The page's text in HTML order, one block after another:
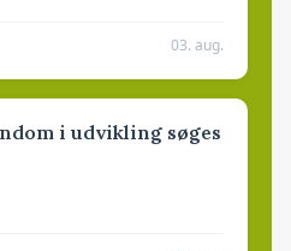
03. aug.
i udvikling søges